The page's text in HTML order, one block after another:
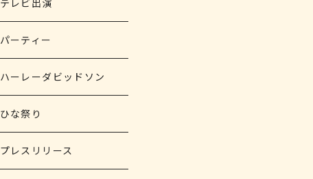
パーティー
ハーレーダビッドソン
ひな祭り
プレスリリース